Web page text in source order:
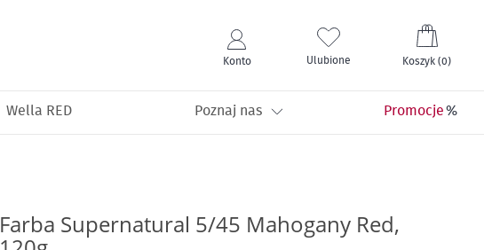
Konto Ulubione Koszyk (0)
Wella RED Poznaj nas Promocje
Farba Supernatural 5/45 Mahogany Red,